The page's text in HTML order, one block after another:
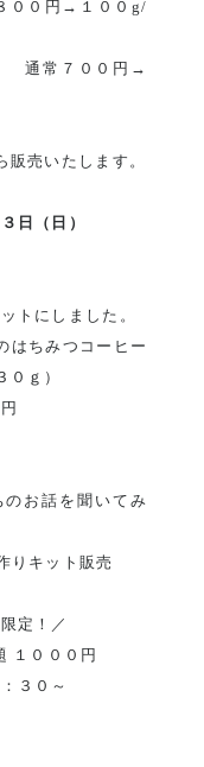
００円→１００g/
通常７００円→
売いたします。
日（日）
トにしました。
はちみつコーヒー
０ｇ）
お話を聞いてみ
りキット販売
定！／
１０００円
３０～